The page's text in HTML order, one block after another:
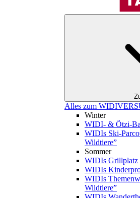
Alles zum
Winter
WIDI- & Ötzi-
WIDIs Ski-
Wildtiere”
Sommer
WIDIs Grillplatz
WIDIs
WIDIs
Wildtiere”